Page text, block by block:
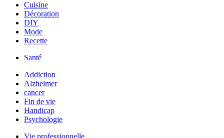
Cuisine
Décoration
DIY
Mode
Recette
Santé
Addiction
Alzheimer
cancer
Fin de vie
Handicap
Psychologie
Vie professionnelle